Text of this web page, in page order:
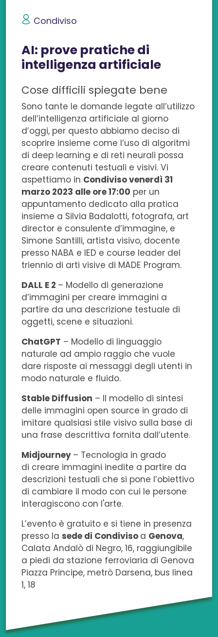
d
i
s
u
F
a
c
e
b
o
o
k
d
i
s
u
L
i
n
k
e
d
i
n
d
i
s
u
T
w
i
t
t
e
r
d
i
s
u
W
h
a
t
s
a
p
p
d
i
c
o
n
e
m
a
i
l
Condiviso
AI: prove pratiche di
intelligenza artificiale
Cose difficili spiegate bene
Sono tante le domande legate all’utilizzo
dell’intelligenza artificiale al giorno
d’oggi, per questo abbiamo deciso di
scoprire insieme come l’uso di algoritmi
di deep learning e di reti neurali possa
creare contenuti testuali e visivi. Vi
aspettiamo in Condiviso venerdì 31
marzo 2023 alle ore 17:00 per un
appuntamento dedicato alla pratica
insieme a Silvia Badalotti, fotografa, art
director e consulente d’immagine, e
Simone Santilli, artista visivo, docente
presso NABA e IED e course leader del
triennio di arti visive di MADE Program.
DALL E 2 – Modello di generazione
d’immagini per creare immagini a
partire da una descrizione testuale di
oggetti, scene e situazioni.
ChatGPT – Modello di linguaggio
naturale ad ampio raggio che vuole
dare risposte ai messaggi degli utenti in
modo naturale e fluido.
Stable Diffusion – Il modello di sintesi
delle immagini open source in grado di
imitare qualsiasi stile visivo sulla base di
una frase descrittiva fornita dall’utente.
Midjourney – Tecnologia in grado
di creare immagini inedite a partire da
descrizioni testuali che si pone l’obiettivo
di cambiare il modo con cui le persone
interagiscono con l'arte.
L’evento è gratuito e si tiene in presenza
presso la sede di Condiviso a Genova,
Calata Andalò di Negro, 16, raggiungibile
a piedi da stazione ferroviaria di Genova
Piazza Principe, metrò Darsena, bus linea
1, 18